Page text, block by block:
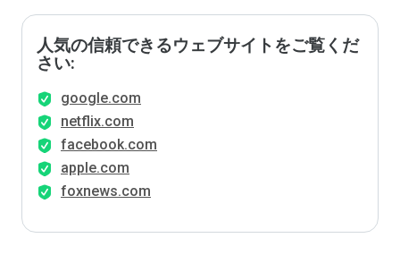
人気の信頼できるウェブサイトをご覧くだ
さい:
google.com
netflix.com
facebook.com
apple.com
foxnews.com